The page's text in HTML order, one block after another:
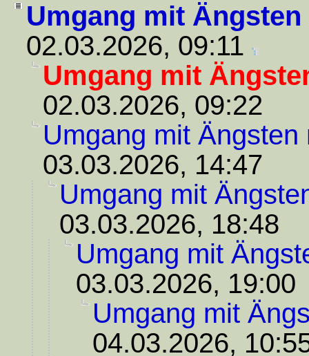
Umgang mit Ängsten
02.03.2026, 09:11
Umgang mit
02.03.2026, 09:22
Umgang mit Ängsten
03.03.2026, 14:47
Umgang mit
03.03.2026, 18:48
Umgang mit
03.03.2026, 19:00
Umgang mit
04.03.2026,